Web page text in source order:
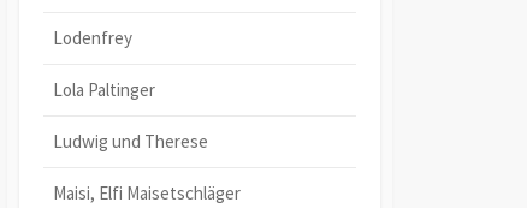
Lodenfrey
Lola Paltinger
Ludwig und Therese
Maisi, Elfi Maisetschläger